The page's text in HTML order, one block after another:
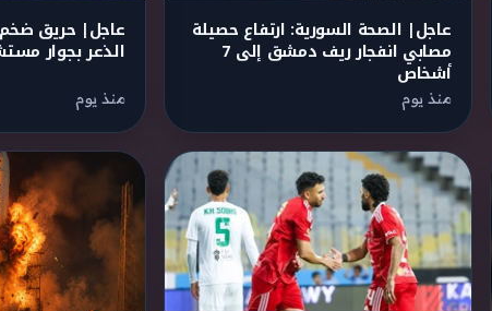
عاجل| الصحة السورية: ارتفاع حصيلة
مصابي انفجار ريف دمشق إلى 7
أشخاص
منذ يوم
عاجل| حريق
الذعر بجوار
منذ يوم